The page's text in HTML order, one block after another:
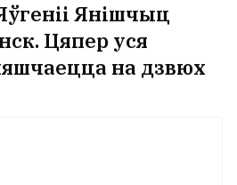
Янішчыц
Цяпер уся
на дзвюх